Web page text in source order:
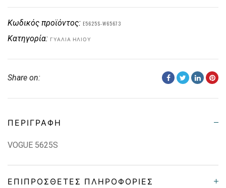
Κωδικός προϊόντος: E5625S-W65673
Κατηγορία: ΓΥΑΛΙΆ ΗΛΊΟΥ
Share on:
ΠΕΡΙΓΡΑΦΉ
VOGUE 5625S
ΕΠΙΠΡΌΣΘΕΤΕΣ ΠΛΗΡΟΦΟΡΊΕΣ